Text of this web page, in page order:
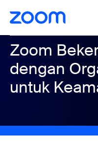
ke konten utama
percakapan bantuan
Zoom
dengan
untuk